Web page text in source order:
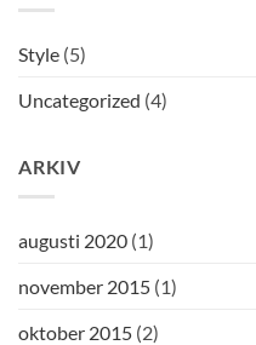
Style (5)
Uncategorized (4)
ARKIV
augusti 2020 (1)
november 2015 (1)
oktober 2015 (2)